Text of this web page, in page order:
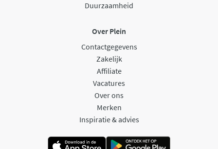
Duurzaamheid
Over Plein
Contactgegevens
Zakelijk
Affiliate
Vacatures
Over ons
Merken
Inspiratie & advies